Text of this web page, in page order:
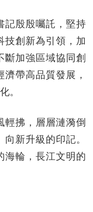
殷殷囑託，堅持
技創新為引領，加
斷加強區域協同創
帶高品質發展，
。
拂，層層漣漪倒
新升級的印記。
海輪，長江文明的